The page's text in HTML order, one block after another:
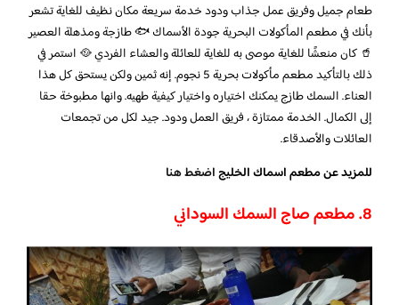
طعام جميل وفريق عمل جذاب ودود خدمة سريعة مكان نظيف للغاية تشعر
بأنك في مطعم المأكولات البحرية جودة الأسماك 🐟 طازجة ومذهلة العصير
🥤 كان منعشًا للغاية موصى به للغاية للعائلة والعشاء الفردي 🥘 استمر في
ذلك بالتأكيد مطعم مأكولات بحرية 5 نجوم. إنه ثمين ولكن يستحق كل هذا
العناء. السمك طازج يمكنك اختياره واختيار كيفية طهيه. وانها مطبوخة حقا
إلى الكمال. الخدمة ممتازة ، فريق العمل ودود. جيد لكل من تجمعات
العائلات والأصدقاء.
للمزيد عن مطعم اسماك الخليجاضغط هنا
8. مطعم صاج السمك السوداني